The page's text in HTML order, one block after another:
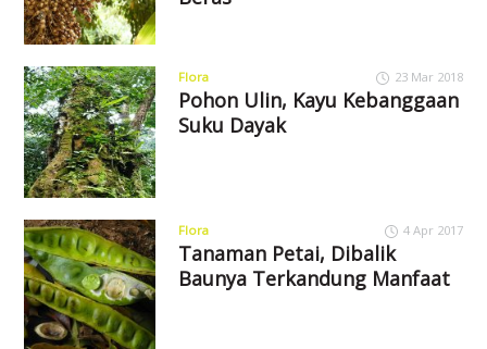
Flora 23 Mar 2018
Pohon Ulin, Kayu Kebanggaan
Suku Dayak
Flora 4 Apr 2017
Tanaman Petai, Dibalik
Baunya Terkandung Manfaat